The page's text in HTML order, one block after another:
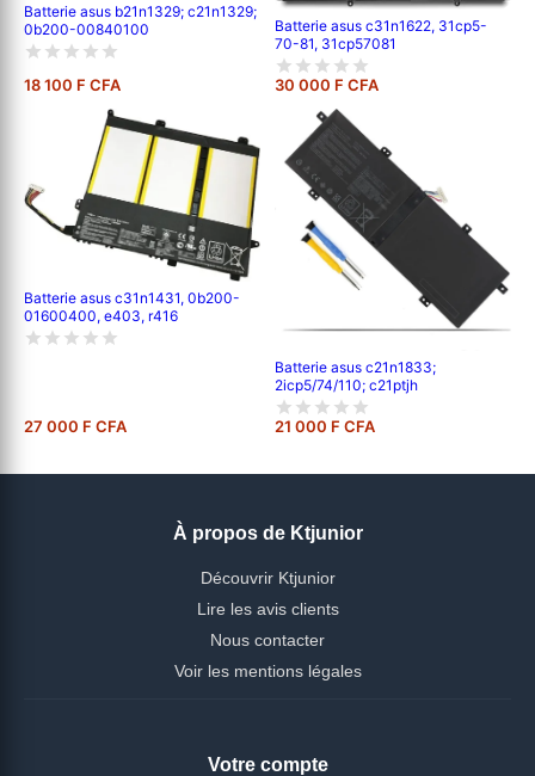
Batterie asus b21n1329; c21n1329;
0b200-00840100
18 100 F CFA
Batterie asus c31n1622, 31cp5-
70-81, 31cp57081
30 000 F CFA
Batterie asus c31n1431, 0b200-
01600400, e403, r416
27 000 F CFA
Batterie asus c21n1833;
2icp5/74/110; c21ptjh
21 000 F CFA
À propos de Ktjunior
Découvrir Ktjunior
Lire les avis clients
Nous contacter
Voir les mentions légales
Votre compte